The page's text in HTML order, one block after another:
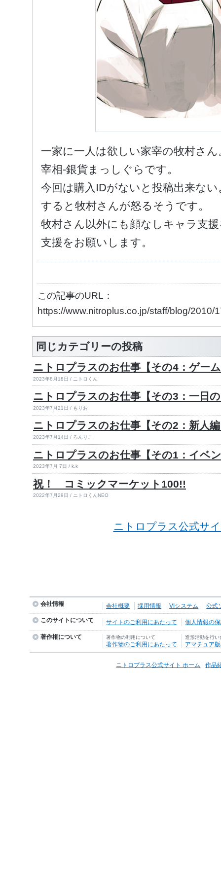
一家に一人は欲しい家宰の牧村さ
宰相-銀貨まっしぐらです。
今回は購入IDがないと投稿出来な
すると牧村さんが怒るそうです。
牧村さん以外にも顔なしキャラ支
支援をお願いします。
この記事のURL：
https://www.nitroplus.co.jp/staff/blog/2010/
同じカテゴリーの投稿
ニトロプラスのお仕事【その4：ゲー
2023年8月18日 / ニトロくん
ニトロプラスのお仕事【その3：一日
2023年7月21日 / もりお
ニトロプラスのお仕事【その2：新人
2023年7月14日 / ろんりこ
ニトロプラスのお仕事【その1：イベ
2023年7月 7日 / k.k
祝！ コミックマーケット100!!
2022年7月29日 / ニトロくんNEO
ニトロプラス公式サ
会社情報 会社概要 採用情報 VIシステム 公式
このサイトについて サイトのご利用にあたって 個人情報の
著作権について 著作物の利用について
著作物のご利用にあたって
造形活動を行い
アマチュア
ニトロプラス公式サイト ホーム 作品